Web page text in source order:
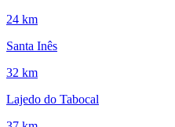
24 km
Santa Inês
32 km
Lajedo do Tabocal